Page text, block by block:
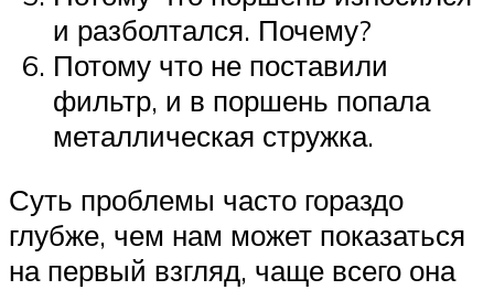
и разболтался. Почему?
Потому что не поставили
фильтр, и в поршень попала
металлическая стружка.
Суть проблемы часто гораздо
глубже, чем нам может показаться
на первый взгляд, чаще всего она